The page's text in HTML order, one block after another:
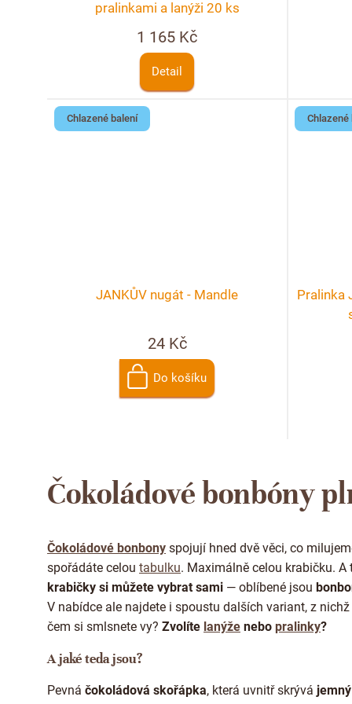
pralinkami a lanýži 20 ks
1 165 Kč
Detail
Chlazené balení
JANKŮV nugát - Mandle
24 Kč
Do košíku
Chlazené
Pralinka
Čokoládové bonbóny
Čokoládové bonbony spojují hned dvě věci, co
spořádáte celou tabulku. Maximálně celou krabičku.
krabičky si můžete vybrat sami — oblíbené jsou
V nabídce ale najdete i spoustu dalších variant, z
čem si smlsnete vy? Zvolíte lanýže nebo pralinky?
A jaké teda jsou?
Pevná čokoládová skořápka, která uvnitř skrývá